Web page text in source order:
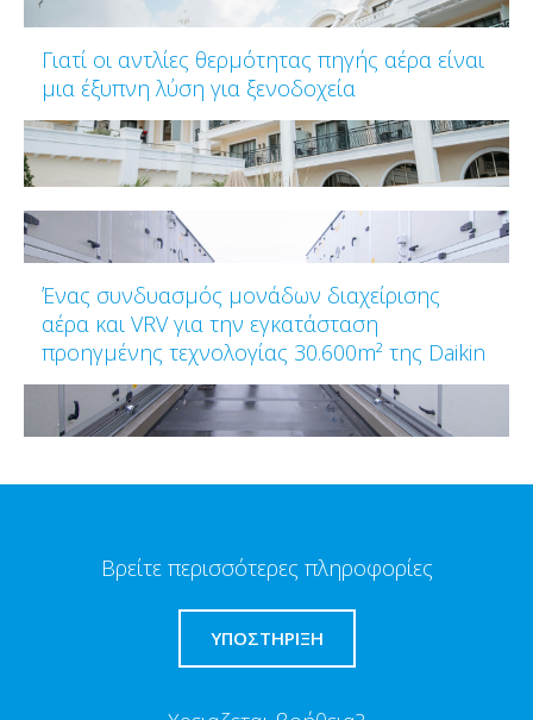
Γιατί οι αντλίες θερμότητας πηγής αέρα είναι
μια έξυπνη λύση για ξενοδοχεία
Ένας συνδυασμός μονάδων διαχείρισης
αέρα και VRV για την εγκατάσταση
προηγμένης τεχνολογίας 30.600m² της Daikin
Βρείτε περισσότερες πληροφορίες
ΥΠΟΣΤΗΡΙΞΗ